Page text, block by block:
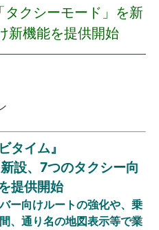
タクシーモード」を新
新機能を提供開始
タイム』
設、7つのタクシー向
提供開始
ー向けルートの強化や、乗
、通り名の地図表示等で業